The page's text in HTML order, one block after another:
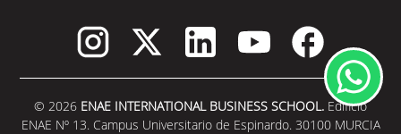
© 2026 ENAE INTERNATIONAL BUSINESS SCHOOL. Edificio
ENAE Nº 13. Campus Universitario de Espinardo. 30100 MURCIA